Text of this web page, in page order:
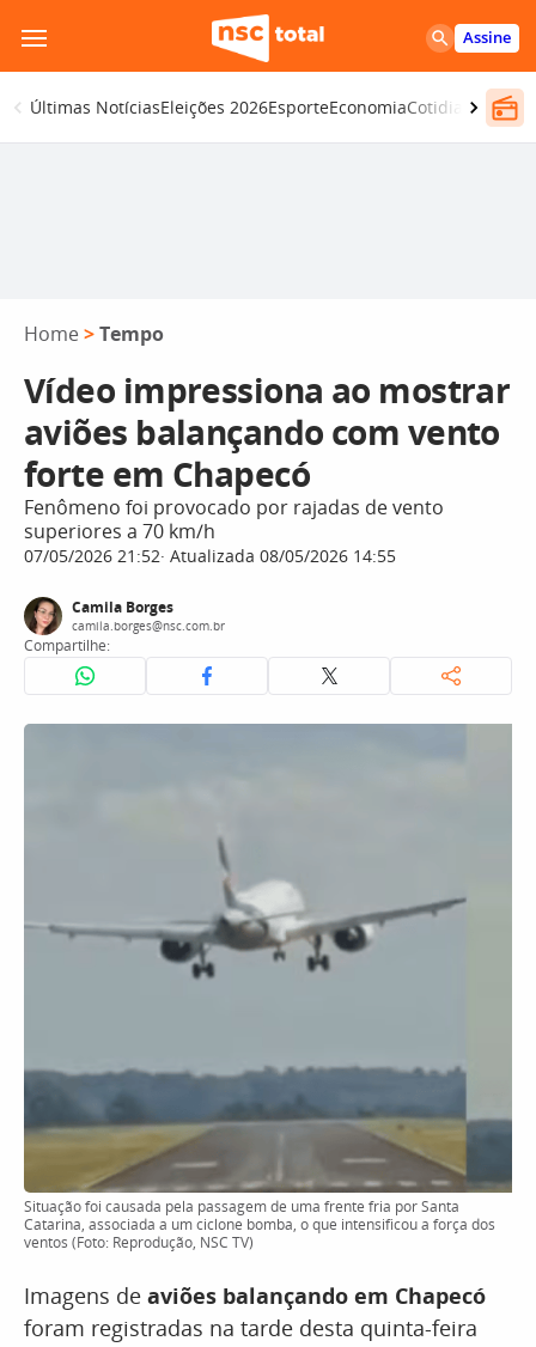
para
o
conteúdo
Assine
Últimas NotíciasEleições 2026EsporteEconomiaCotidiano
Home >Tempo
Vídeo impressiona ao mostrar
aviões balançando com vento
forte em Chapecó
Fenômeno foi provocado por rajadas de vento
superiores a 70 km/h
07/05/2026 21:52 Atualizada 08/05/2026 14:55
Camila Borges
camila.borges@nsc.com.br
Compartilhe:
Situação foi causada pela passagem de uma frente fria por Santa
Catarina, associada a um ciclone bomba, o que intensificou a força dos
ventos (Foto: Reprodução, NSC TV)
Imagens de aviões balançando em Chapecó
foram registradas na tarde desta quinta-feira